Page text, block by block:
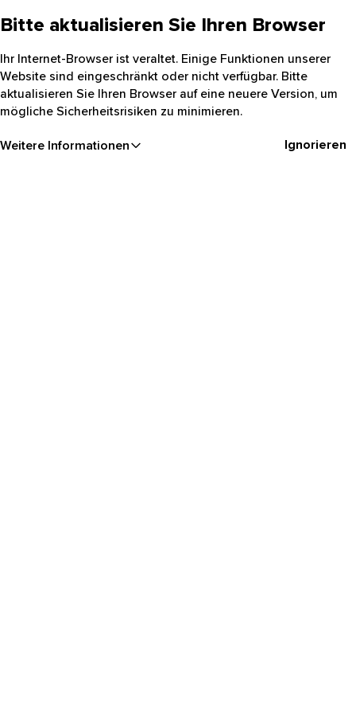
Bitte aktualisieren Sie Ihren Browser
Ihr Internet-Browser ist veraltet. Einige Funktionen unserer
Website sind eingeschränkt oder nicht verfügbar. Bitte
aktualisieren Sie Ihren Browser auf eine neuere Version, um
mögliche Sicherheitsrisiken zu minimieren.
Weitere Informationen Ignorieren